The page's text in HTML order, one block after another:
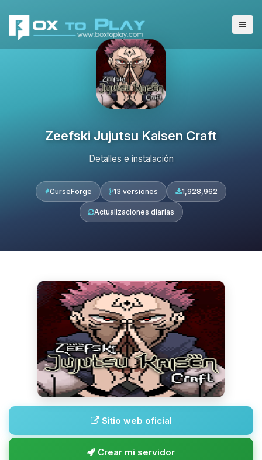
Zeefski Jujutsu Kaisen Craft
Detalles e instalación
CurseForge 13 versiones 1,928,962
Actualizaciones diarias
Sitio web oficial
Crear mi servidor